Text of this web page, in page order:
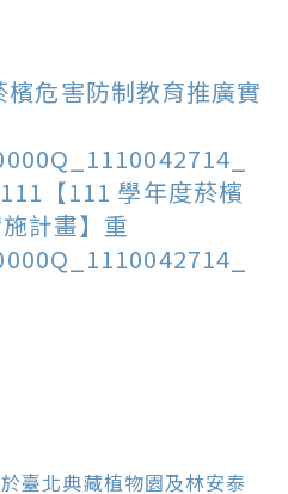
危害防制教育推廣實
【111 學年度菸檳
計畫】重
臺北典藏植物園及林安泰